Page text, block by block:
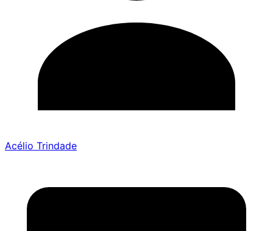
Acélio Trindade